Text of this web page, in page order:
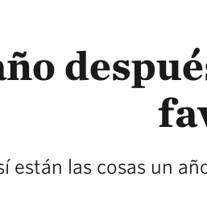
están las cosas un